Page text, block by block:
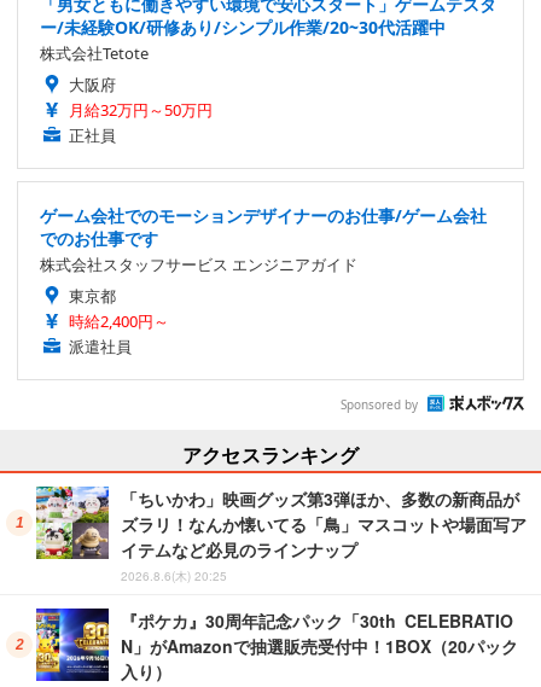
「男女ともに働きやすい環境で安心スタート」ゲームテスタ
ー/未経験OK/研修あり/シンプル作業/20~30代活躍中
株式会社Tetote
大阪府
月給32万円～50万円
正社員
ゲーム会社でのモーションデザイナーのお仕事/ゲーム会社
でのお仕事です
株式会社スタッフサービス エンジニアガイド
東京都
時給2,400円～
派遣社員
Sponsored by
アクセスランキング
「ちいかわ」映画グッズ第3弾ほか、多数の新商品が
ズラリ！なんか懐いてる「鳥」マスコットや場面写ア
イテムなど必見のラインナップ
2026.8.6(木) 20:25
『ポケカ』30周年記念パック「30th CELEBRATIO
N」がAmazonで抽選販売受付中！1BOX（20パック
入り）